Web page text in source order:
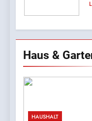
7
Haus &
HAUSHALT